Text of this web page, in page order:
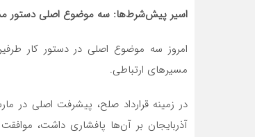
اسیر پیش‌شرط‌ها: سه موضوع اصلی دستور
امروز سه موضوع اصلی در دستور کار
مسیرهای ارتباطی.
آذربایجان بر آن‌ها پافشاری داشت،